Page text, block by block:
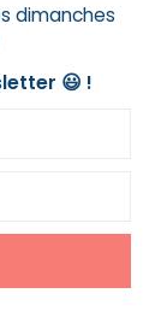
dimanches
😃 !